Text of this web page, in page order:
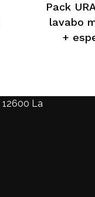
Pack
lavabo
+
12600 La